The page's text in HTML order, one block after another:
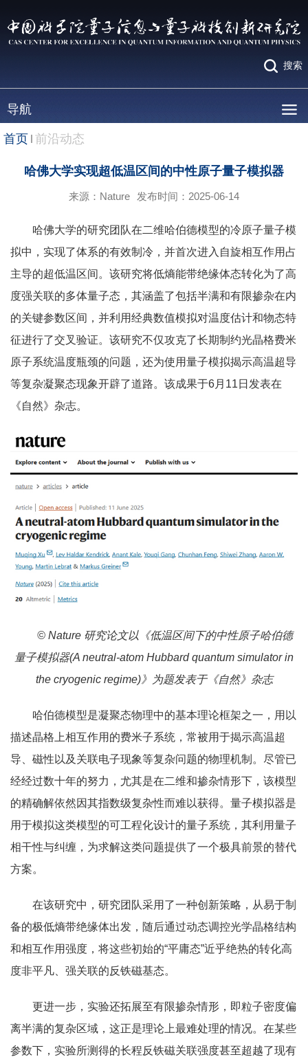
搜索
导航
首页 前沿动态
哈佛大学实现超低温区间的中性原子量子模拟器
来源：Nature 发布时间：2025-06-14
哈佛大学的研究团队在二维哈伯德模型的冷原子量子模
拟中，实现了体系的有效制冷，并首次进入自旋相互作用占
主导的超低温区间。该研究将低熵能带绝缘体态转化为了高
度强关联的多体量子态，其涵盖了包括半满和有限掺杂在内
的关键参数区间，并利用经典数值模拟对温度估计和物态特
征进行了交叉验证。该研究不仅攻克了长期制约光晶格费米
原子系统温度瓶颈的问题，还为使用量子模拟揭示高温超导
等复杂凝聚态现象开辟了道路。该成果于6月11日发表在
《自然》杂志。
© Nature 研究论文以《低温区间下的中性原子哈伯德
量子模拟器(A neutral-atom Hubbard quantum simulator in
the cryogenic regime)》为题发表于《自然》杂志
哈伯德模型是凝聚态物理中的基本理论框架之一，用以
描述晶格上相互作用的费米子系统，常被用于揭示高温超
导、磁性以及关联电子现象等复杂问题的物理机制。尽管已
经经过数十年的努力，尤其是在二维和掺杂情形下，该模型
的精确解依然因其指数级复杂性而难以获得。量子模拟器是
用于模拟这类模型的可工程化设计的量子系统，其利用量子
相干性与纠缠，为求解这类问题提供了一个极具前景的替代
方案。
在该研究中，研究团队采用了一种创新策略，从易于制
备的极低熵带绝缘体出发，随后通过动态调控光学晶格结构
和相互作用强度，将这些初始的“平庸态”近乎绝热的转化高
度非平凡、强关联的反铁磁基态。
更进一步，实验还拓展至有限掺杂情形，即粒子密度偏
离半满的复杂区域，这正是理论上最难处理的情况。在某些
参数下，实验所测得的长程反铁磁关联强度甚至超越了现有